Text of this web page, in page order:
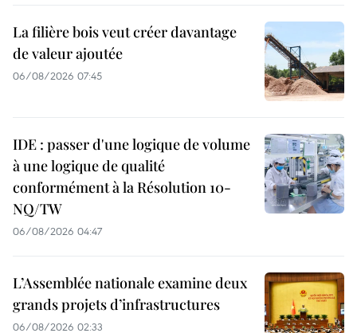
La filière bois veut créer davantage
de valeur ajoutée
06/08/2026 07:45
IDE : passer d'une logique de volume
à une logique de qualité
conformément à la Résolution 10-
NQ/TW
06/08/2026 04:47
L’Assemblée nationale examine deux
grands projets d’infrastructures
06/08/2026 02:33